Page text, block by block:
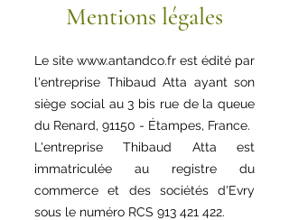
Mentions légales
Le site www.antandco.fr est édité par
l'entreprise Thibaud Atta ayant son
siège social au 3 bis rue de la queue
du Renard, 91150 - Étampes, France.
L'entreprise Thibaud Atta est
immatriculée au registre du
commerce et des sociétés d'Evry
sous le numéro RCS 913 421 422.